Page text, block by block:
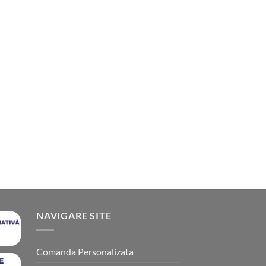
NAVIGARE SITE
Comanda Personalizata